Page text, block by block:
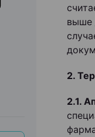
выше
2.
2.1.